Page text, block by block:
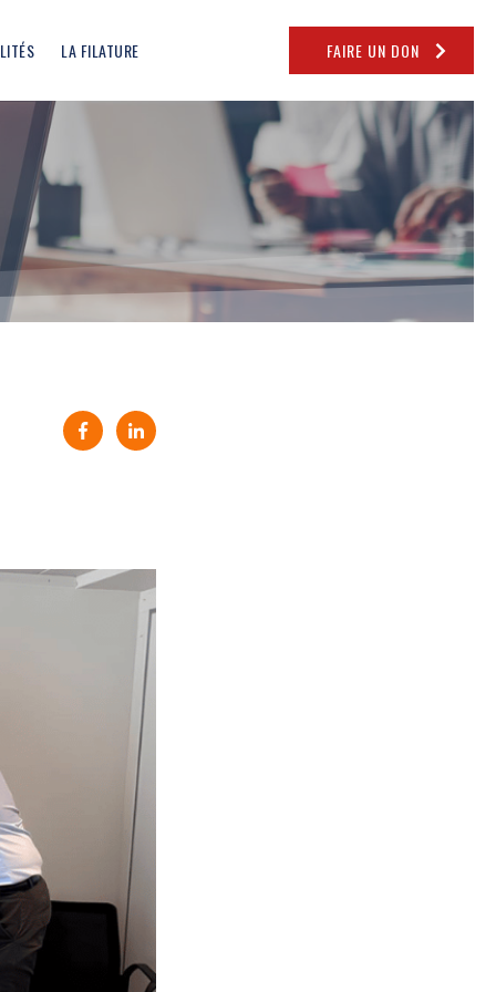
LA FILATURE FAIRE UN DON
Partager sur Facebook (nouvelle fenêtre)
Partager sur Linkedin (nouvelle fenêtre)